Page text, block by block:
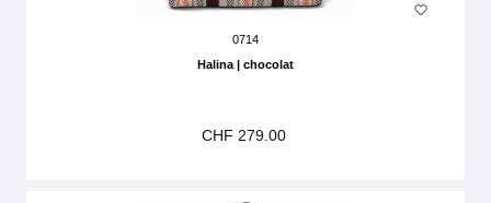
0714
Halina | chocolat
CHF 279.00